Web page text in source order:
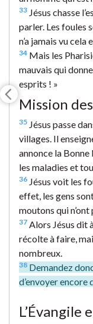
33 Jésus chasse
parler. Les foules
n’a jamais vu cela
34 Mais les
mauvais qui
esprits ! »
Mission
35 Jésus passe
villages. Il
annonce la
les maladies et
36 Jésus voit les
effet, les gens
moutons qui n’ont
37 Alors Jésus dit
récolte à faire,
nombreux.
38 Demandez
d’envoyer encore
L’Évangile